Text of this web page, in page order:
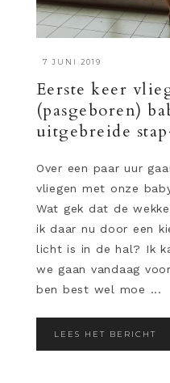
7 JUNI 2019
Eerste keer
(pasgeboren)
uitgebreide
Over een paar uur
vliegen met onze
Wat gek dat de
ik daar nu door een
licht is in de hal? Ik
we gaan vandaag
ben best wel moe ...
LEES HET BERICHT